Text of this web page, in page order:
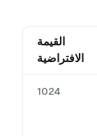
القيمة
الافتراضية
1024